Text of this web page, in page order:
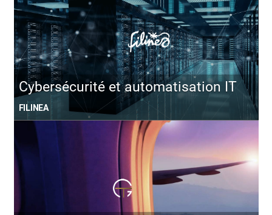
Cybersécurité et automatisation IT
FILINEA